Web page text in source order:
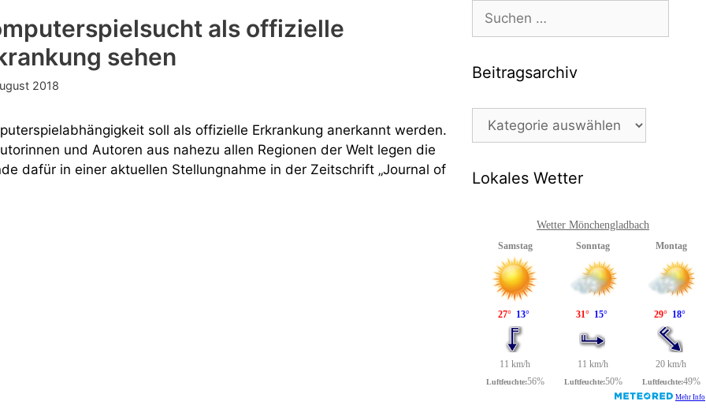
als offizielle
sehen
2018
soll als offizielle Erkrankung anerkannt werden.
und Autoren aus nahezu allen Regionen der Welt legen die
dafür in einer aktuellen Stellungnahme in der Zeitschrift „Journal of
Suchen
nach:
Beitragsarchiv
Beitragsarchiv
Lokales Wetter
Wetter Mönchengladbach